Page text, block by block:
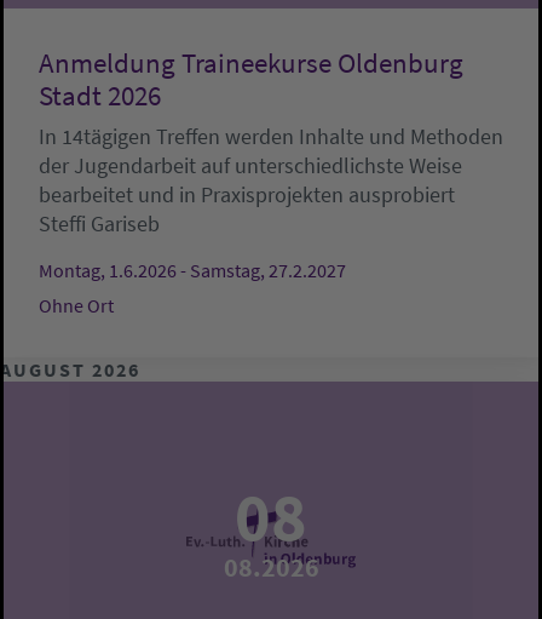
Anmeldung Traineekurse Oldenburg
Stadt 2026
In 14tägigen Treffen werden Inhalte und Methoden
der Jugendarbeit auf unterschiedlichste Weise
bearbeitet und in Praxisprojekten ausprobiert
Steffi Gariseb
Montag, 1.6.2026 - Samstag, 27.2.2027
Ohne Ort
AUGUST 2026
08
08.2026